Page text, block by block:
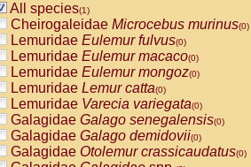
All species(1)
Cheirogaleidae Microcebus murinus(0)
Lemuridae Eulemur fulvus(0)
Lemuridae Eulemur macaco(0)
Lemuridae Eulemur mongoz(0)
Lemuridae Lemur catta(0)
Lemuridae Varecia variegata(0)
Galagidae Galago senegalensis(0)
Galagidae Galago demidovii(0)
Galagidae Otolemur crassicaudatus(0)